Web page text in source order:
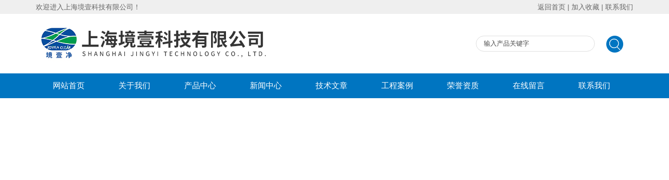
欢迎进入上海境壹科技有限公司！ 返回首页 | 加入收藏 | 联系我们
网站首页 关于我们 产品中心 新闻中心 技术文章 工程案例 荣誉资质 在线留言 联系我们